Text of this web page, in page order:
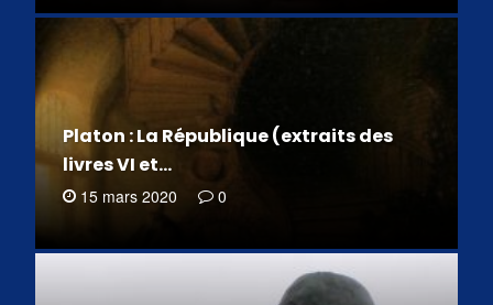
Platon : La République (extraits des
livres VI et…
15 mars 2020 0